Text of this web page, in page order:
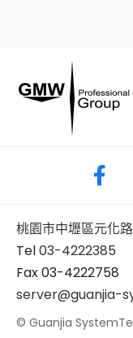
桃園市中壢區元化路
Tel03-4222385
Fax 03-4222758
server@guanjia-
© Guanjia